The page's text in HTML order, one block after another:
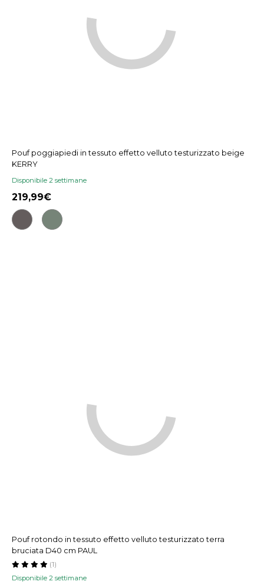
Pouf poggiapiedi in tessuto effetto velluto testurizzato beige
KERRY
Disponibile 2 settimane
219,99
Pouf rotondo in tessuto effetto velluto testurizzato terra
bruciata D40 cm PAUL
Disponibile 2 settimane
(1)